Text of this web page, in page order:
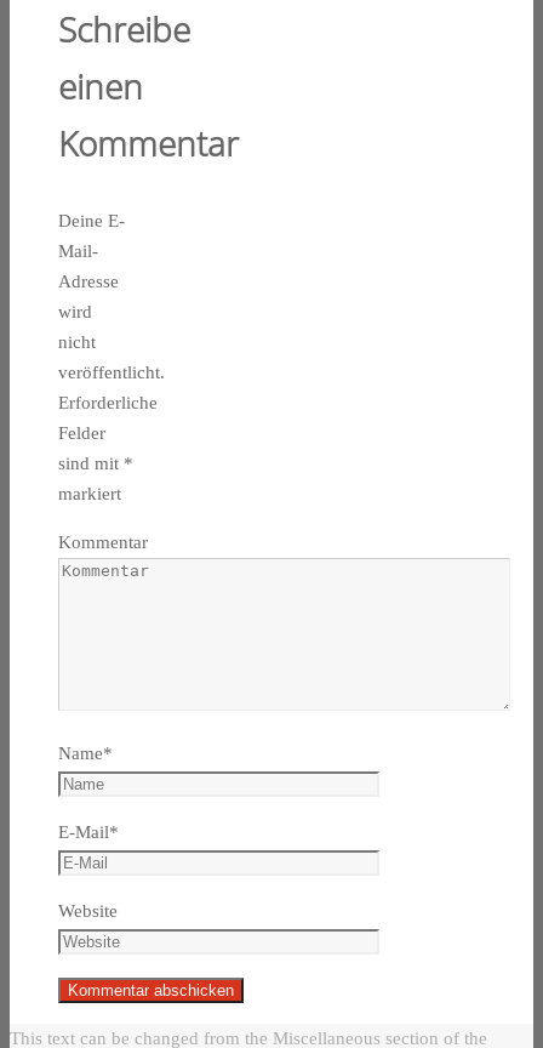
Schreibe
einen
Kommentar
Deine E-
Mail-
Adresse
wird
nicht
veröffentlicht.
Erforderliche
Felder
sind mit *
markiert
Kommentar
Name*
E-Mail*
Website
This text can be changed from the Miscellaneous section of the